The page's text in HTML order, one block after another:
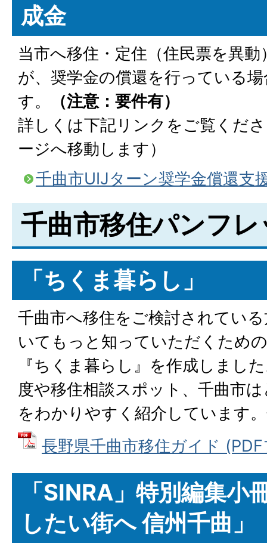
成金
当市へ移住・定住（住民票を異
が、奨学金の償還を行っている
す。
（注意：要件有）
詳しくは下記リンクをご覧くだ
ージへ移動します）
千曲市UIJターン奨学金償還支
千曲市移住パンフレ
「ちくま暮らし」
千曲市へ移住をご検討されてい
いてもっと知っていただくため
『ちくま暮らし』を作成しまし
度や移住相談スポット、千曲市
をわかりやすく紹介しています
長野県千曲市移住ガイド
「SINRA」特別編集小
したい街へ 信州千曲」